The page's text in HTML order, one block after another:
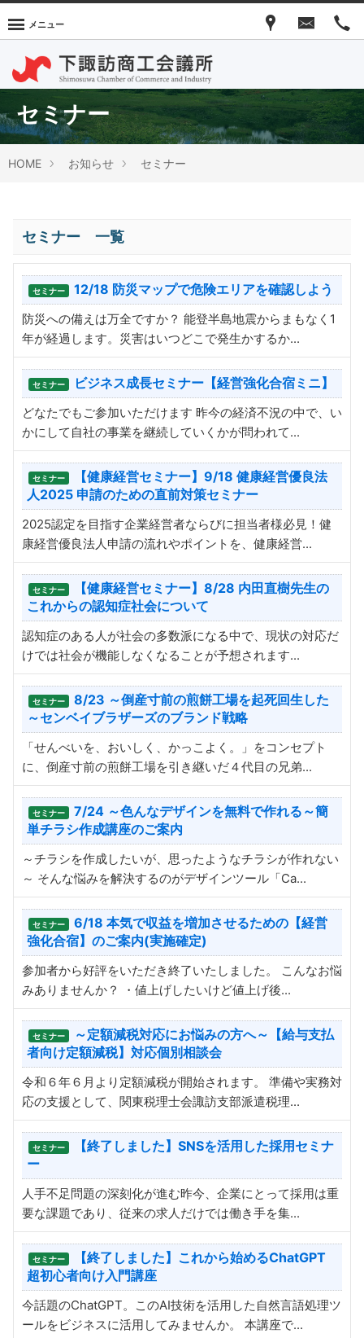
メニュー
セミナー
HOME お知らせ セミナー
セミナー 一覧
セミナー 12/18 防災マップで危険エリアを確認しよう
防災への備えは万全ですか？ 能登半島地震からまもなく1
年が経過します。災害はいつどこで発生かするか...
セミナー ビジネス成長セミナー【経営強化合宿ミニ】
どなたでもご参加いただけます 昨今の経済不況の中で、い
かにして自社の事業を継続していくかが問われて...
セミナー
【健康経営セミナー】9/18 健康経営優良法
人2025 申請のための直前対策セミナー
2025認定を目指す企業経営者ならびに担当者様必見！健
康経営優良法人申請の流れやポイントを、健康経営...
セミナー
【健康経営セミナー】8/28 内田直樹先生の
これからの認知症社会について
認知症のある人が社会の多数派になる中で、現状の対応だ
けでは社会が機能しなくなることが予想されます...
セミナー
8/23 ～倒産寸前の煎餅工場を起死回生した
～センベイブラザーズのブランド戦略
「せんべいを、おいしく、かっこよく。」をコンセプト
に、倒産寸前の煎餅工場を引き継いだ４代目の兄弟...
セミナー
7/24 ～色んなデザインを無料で作れる～簡
単チラシ作成講座のご案内
～チラシを作成したいが、思ったようなチラシが作れない
～ そんな悩みを解決するのがデザインツール「Ca...
セミナー
6/18 本気で収益を増加させるための【経営
強化合宿】のご案内(実施確定)
参加者から好評をいただき終了いたしました。 こんなお悩
みありませんか？ ・値上げしたいけど値上げ後...
セミナー
～定額減税対応にお悩みの方へ～【給与支払
者向け定額減税】対応個別相談会
令和６年６月より定額減税が開始されます。 準備や実務対
応の支援として、関東税理士会諏訪支部派遣税理...
セミナー
【終了しました】SNSを活用した採用セミナ
ー
人手不足問題の深刻化が進む昨今、企業にとって採用は重
要な課題であり、従来の求人だけでは働き手を集...
セミナー
【終了しました】これから始めるChatGPT
超初心者向け入門講座
今話題のChatGPT。このAI技術を活用した自然言語処理ツ
ールをビジネスに活用してみませんか。 本講座で...